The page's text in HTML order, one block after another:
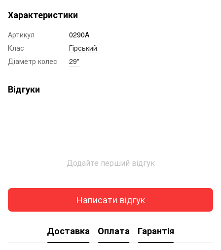
Характеристики
Артикул
0290A
Клас
Гірський
Діаметр колес
29"
Відгуки
Додайте перший відгук
Написати відгук
Доставка Оплата Гарантія